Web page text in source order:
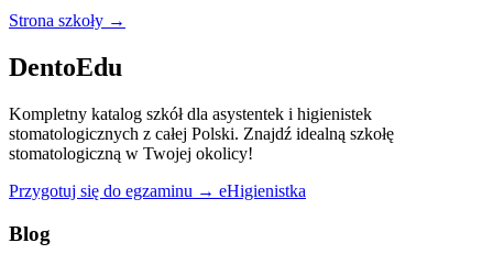
Strona szkoły →
DentoEdu
Kompletny katalog szkół dla asystentek i higienistek
stomatologicznych z całej Polski. Znajdź idealną szkołę
stomatologiczną w Twojej okolicy!
Przygotuj się do egzaminu → eHigienistka
Blog